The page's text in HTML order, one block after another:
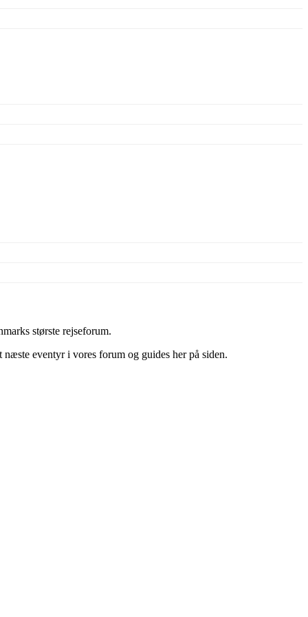
største rejseforum.
eventyr i vores forum og guides her på siden.